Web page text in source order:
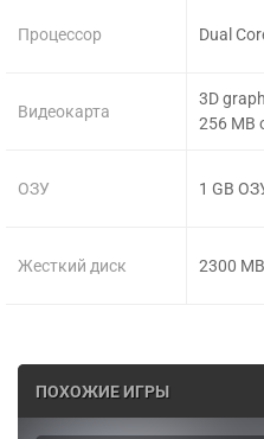
Процессор
Видеокарта
ОЗУ
Жесткий диск
Dual
3D
256 MB
1 GB
2300 MB
ПОХОЖИЕ ИГРЫ